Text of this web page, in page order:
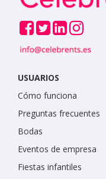
USUARIOS
Cómo funciona
Preguntas frecuentes
Bodas
Eventos de empresa
Fiestas infantiles